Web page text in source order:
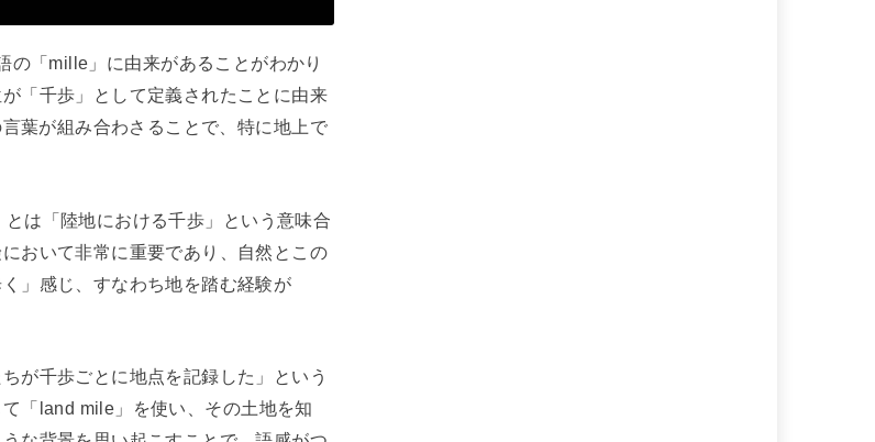
の「mille」に由来があることがわかり
「千歩」として定義されたことに由来
葉が組み合わさることで、特に地上で
は「陸地における千歩」という意味合
おいて非常に重要であり、自然とこの
」感じ、すなわち地を踏む経験が
が千歩ごとに地点を記録した」という
「land mile」を使い、その土地を知